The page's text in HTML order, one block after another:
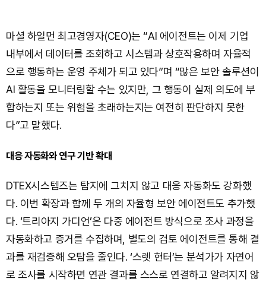
마셜 하일먼 최고경영자(CEO)는 “AI 에이전트는 이제 기업
내부에서 데이터를 조회하고 시스템과 상호작용하며 자율적
으로 행동하는 운영 주체가 되고 있다”며 “많은 보안 솔루션이
AI 활동을 모니터링할 수는 있지만, 그 행동이 실제 의도에 부
합하는지 또는 위험을 초래하는지는 여전히 판단하지 못한
다”고 말했다.
대응 자동화와 연구 기반 확대
DTEX시스템즈는 탐지에 그치지 않고 대응 자동화도 강화했
다. 이번 확장과 함께 두 개의 자율형 보안 에이전트도 추가했
다. ‘트리아지 가디언’은 다중 에이전트 방식으로 조사 과정을
자동화하고 증거를 수집하며, 별도의 검토 에이전트를 통해 결
과를 재검증해 오탐을 줄인다. ‘스렛 헌터’는 분석가가 자연어
로 조사를 시작하면 연관 결과를 스스로 연결하고 알려지지 않